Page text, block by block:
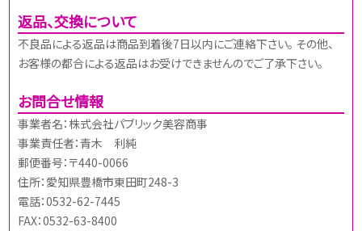
返品、交換について
不良品による返品は商品到着後7日以内にご連絡下さい。 その他、
お客様の都合による返品はお受けできませんのでご了承下さい。
お問合せ情報
事業者名：株式会社パブリック美容商事
事業責任者：青木 利純
郵便番号：〒440-0066
住所：愛知県豊橋市東田町248-3
電話：0532-62-7445
FAX：0532-63-8400